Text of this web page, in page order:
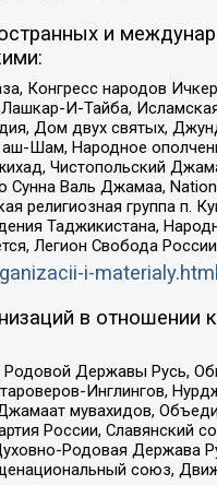
и
народов
И-Тайба,
Дом двух святых,
Шам, Народное
Чистопольский
Валь Джамаа,
религиозная группа п.
Таджикистана,
Легион Свобода
i-materialy.html
в отношении
Державы Русь,
Инглингов,
мувахидов,
России,
Родовая Держава
союз,